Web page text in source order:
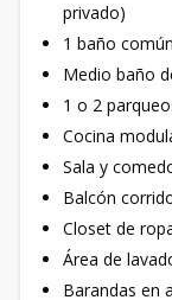
privado)
1 baño común
Medio baño
1 o 2
Cocina
Sala y
Balcón
Closet de
Área de
Barandas en